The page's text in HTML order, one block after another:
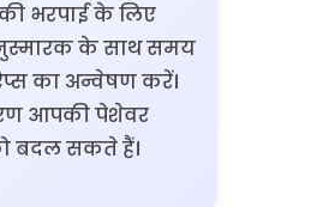
भरपाई के लिए
के साथ समय
का अन्वेषण करें।
आपकी पेशेवर
बदल सकते हैं।